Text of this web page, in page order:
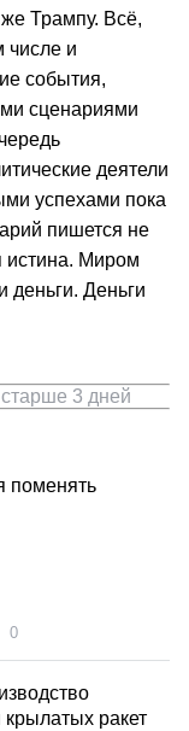
Трампу. Всё,
числе и
события,
сценариями
деятели
успехами пока
пишется не
истина. Миром
деньги. Деньги
3 дней
поменять
0
крылатых ракет